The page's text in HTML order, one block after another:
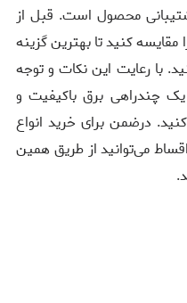
محصول است. قبل از
کنید تا بهترین گزینه
با رعایت این نکات و توجه
چندراهی برق باکیفیت و
درضمن برای خرید انواع
می‌توانید از طریق همین